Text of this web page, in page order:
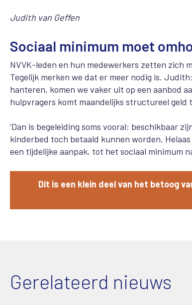
Judith van Geffen
Sociaal minimum moet
NVVK-leden en hun medewerkers zetten zich
Tegelijk merken we dat er meer nodig is.
hanteren, komen we vaker uit op een aanbod
hulpvragers komt maandelijks structureel geld
‘Dan is begeleiding soms vooral: beschikbaar
kinderbed toch betaald kunnen worden.
een tijdelijke aanpak, tot het sociaal minimum
Dit is een klein deel van het betoog
Gerelateerd nieuws